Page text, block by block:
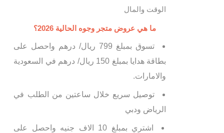
الوقت والمال
ما هي عروض متجر وجوه الحالية 2026؟
تسوق بمبلغ 799 ريال/ درهم واحصل على
بطاقة هدايا بمبلغ 150 ريال/ درهم في السعودية
والامارات.
توصيل سريع خلال ساعتين من الطلب في
الرياض ودبي
اشتري بمبلغ 10 الاف جنيه واحصل على